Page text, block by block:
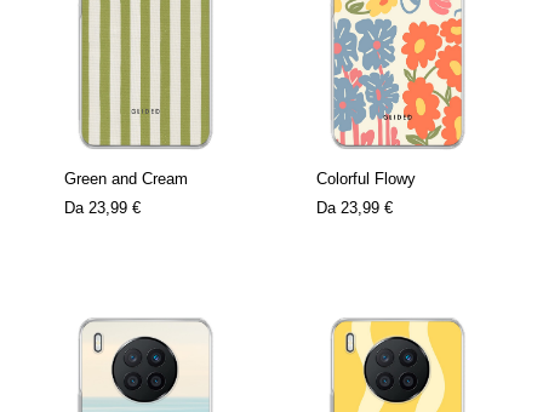
Green and Cream
Da 23,99 €
Colorful Flowy
Da 23,99 €